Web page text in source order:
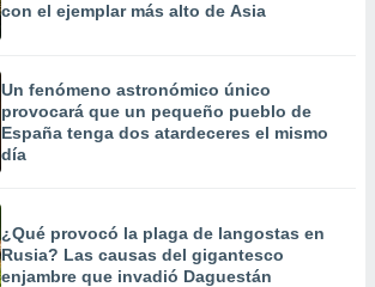
con el ejemplar más alto de Asia
Un fenómeno astronómico único
provocará que un pequeño pueblo de
España tenga dos atardeceres el mismo
día
¿Qué provocó la plaga de langostas en
Rusia? Las causas del gigantesco
enjambre que invadió Daguestán